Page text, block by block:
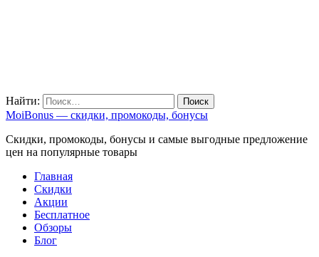
Найти:
MoiBonus — скидки, промокоды, бонусы
Скидки, промокоды, бонусы и самые выгодные предложение
цен на популярные товары
Главная
Скидки
Акции
Бесплатное
Обзоры
Блог